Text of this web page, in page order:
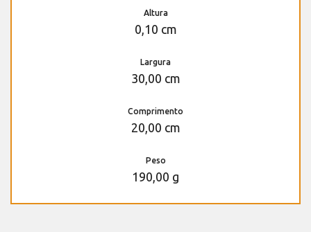
Altura
0,10 cm
Largura
30,00 cm
Comprimento
20,00 cm
Peso
190,00 g